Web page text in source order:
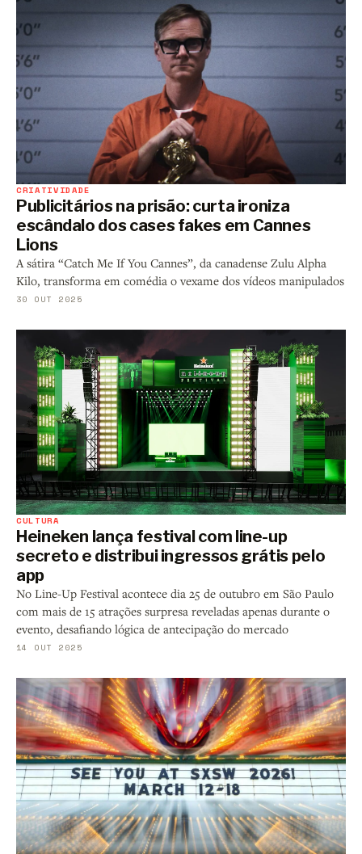
CRIATIVIDADE
Publicitários na prisão: curta ironiza
escândalo dos cases fakes em Cannes
Lions
A sátira “Catch Me If You Cannes”, da canadense Zulu Alpha
Kilo, transforma em comédia o vexame dos vídeos manipulados
30 OUT 2025
CULTURA
Heineken lança festival com line-up
secreto e distribui ingressos grátis pelo
app
No Line-Up Festival acontece dia 25 de outubro em São Paulo
com mais de 15 atrações surpresa reveladas apenas durante o
evento, desafiando lógica de antecipação do mercado
14 OUT 2025